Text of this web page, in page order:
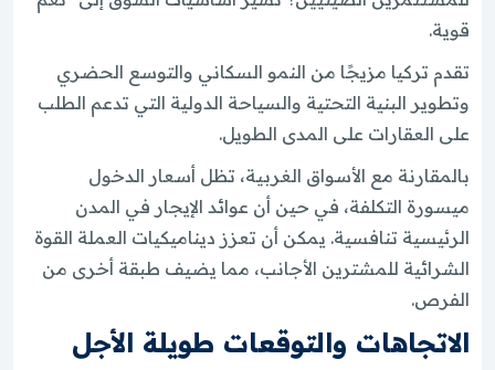
قوية.
تقدم تركيا مزيجًا من النمو السكاني والتوسع الحضري
وتطوير البنية التحتية والسياحة الدولية التي تدعم الطلب
على العقارات على المدى الطويل.
بالمقارنة مع الأسواق الغربية، تظل أسعار الدخول
ميسورة التكلفة، في حين أن عوائد الإيجار في المدن
الرئيسية تنافسية. يمكن أن تعزز ديناميكيات العملة القوة
الشرائية للمشترين الأجانب، مما يضيف طبقة أخرى من
الفرص.
الاتجاهات والتوقعات طويلة الأجل